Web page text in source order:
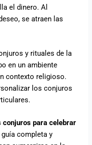
el dinero. Al
se atraen las
y rituales de la
en un ambiente
contexto religioso.
los conjuros
conjuros para celebrar
completa y